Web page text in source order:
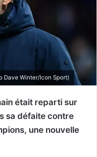
Dave Winter/Icon Sport)
était reparti sur
sa défaite contre
une nouvelle